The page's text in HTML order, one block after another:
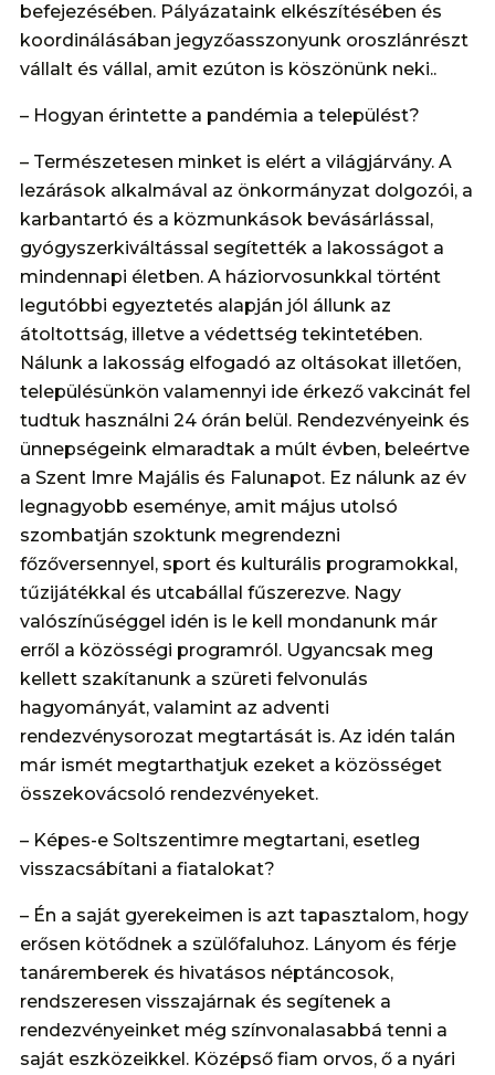
befejezésében. Pályázataink elkészítésében és
koordinálásában jegyzőasszonyunk oroszlánrészt
vállalt és vállal, amit ezúton is köszönünk neki..
– Hogyan érintette a pandémia a települést?
– Természetesen minket is elért a világjárvány. A
lezárások alkalmával az önkormányzat dolgozói, a
karbantartó és a közmunkások bevásárlással,
gyógyszerkiváltással segítették a lakosságot a
mindennapi életben. A háziorvosunkkal történt
legutóbbi egyeztetés alapján jól állunk az
átoltottság, illetve a védettség tekintetében.
Nálunk a lakosság elfogadó az oltásokat illetően,
településünkön valamennyi ide érkező vakcinát fel
tudtuk használni 24 órán belül. Rendezvényeink és
ünnepségeink elmaradtak a múlt évben, beleértve
a Szent Imre Majális és Falunapot. Ez nálunk az év
legnagyobb eseménye, amit május utolsó
szombatján szoktunk megrendezni
főzőversennyel, sport és kulturális programokkal,
tűzijátékkal és utcabállal fűszerezve. Nagy
valószínűséggel idén is le kell mondanunk már
erről a közösségi programról. Ugyancsak meg
kellett szakítanunk a szüreti felvonulás
hagyományát, valamint az adventi
rendezvénysorozat megtartását is. Az idén talán
már ismét megtarthatjuk ezeket a közösséget
összekovácsoló rendezvényeket.
– Képes-e Soltszentimre megtartani, esetleg
visszacsábítani a fiatalokat?
– Én a saját gyerekeimen is azt tapasztalom, hogy
erősen kötődnek a szülőfaluhoz. Lányom és férje
tanáremberek és hivatásos néptáncosok,
rendszeresen visszajárnak és segítenek a
rendezvényeinket még színvonalasabbá tenni a
saját eszközeikkel. Középső fiam orvos, ő a nyári